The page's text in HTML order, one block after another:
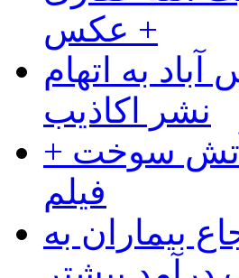
+ عکس
به اتهام
نشر اکاذیب
آتش سوخت +
فیلم
بیماران به